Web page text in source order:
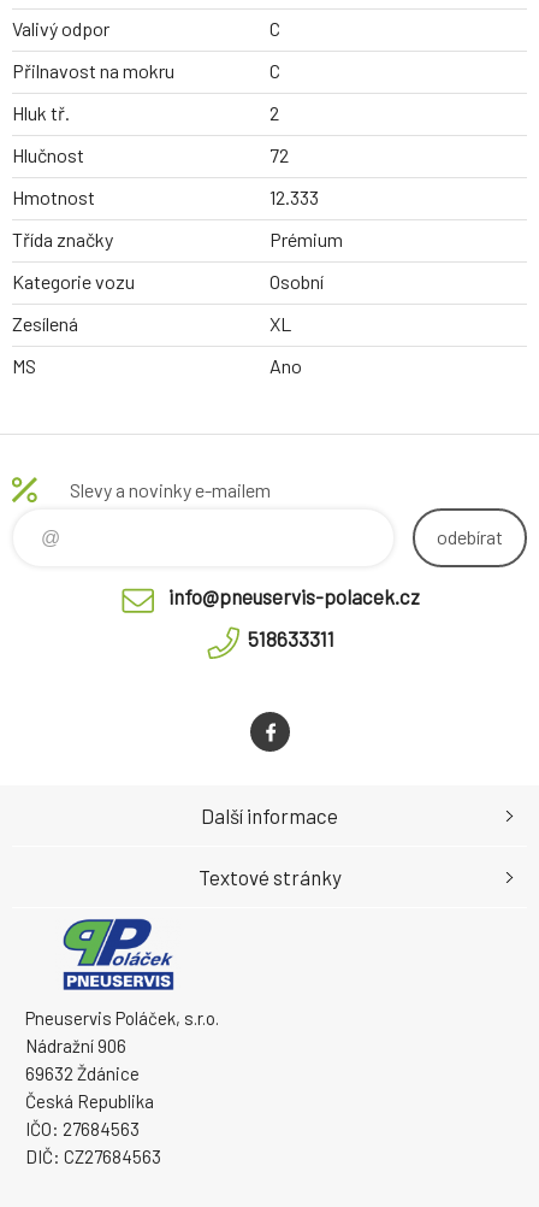
Valivý odpor
C
Přilnavost na mokru
C
Hluk tř.
2
Hlučnost
72
Hmotnost
12.333
Třída značky
Prémium
Kategorie vozu
Osobní
Zesílená
XL
MS
Ano
Slevy a novinky e-mailem
odebírat
info@pneuservis-polacek.cz
518633311
Pneuservis Poláček, s.r.o.
Nádražní 906
69632 Ždánice
Česká Republika
IČO: 27684563
DIČ: CZ27684563
Další informace
Textové stránky